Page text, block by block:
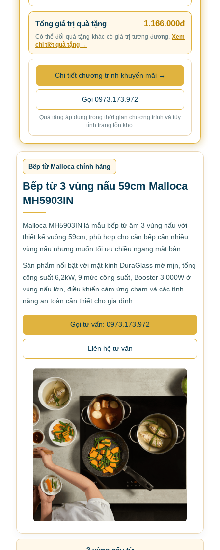
Tổng giá trị quà tặng 1.166.000đ
Có thể đổi quà tặng khác có giá trị tương đương. Xem
chi tiết quà tặng →
Chi tiết chương trình khuyến mãi →
Gọi 0973.173.972
Quà tặng áp dụng trong thời gian chương trình và tùy
tình trạng tồn kho.
Bếp từ Malloca chính hãng
Bếp từ 3 vùng nấu 59cm Malloca
MH5903IN
Malloca MH5903IN là mẫu bếp từ âm 3 vùng nấu với
thiết kế vuông 59cm, phù hợp cho căn bếp cần nhiều
vùng nấu nhưng muốn tối ưu chiều ngang mặt bàn.
Sản phẩm nổi bật với mặt kính DuraGlass mờ mịn, tổng
công suất 6,2kW, 9 mức công suất, Booster 3.000W ở
vùng nấu lớn, điều khiển cảm ứng chạm và các tính
năng an toàn cần thiết cho gia đình.
Gọi tư vấn: 0973.173.972
Liên hệ tư vấn